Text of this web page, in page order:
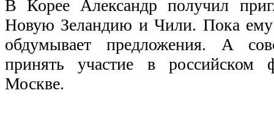
В Корее Александр получил
Новую Зеландию и Чили. Пока
обдумывает предложения. А
принять участие в российском
Москве.